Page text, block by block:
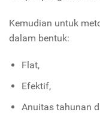
Kemudian untuk
dalam bentuk:
Flat,
Efektif,
Anuitas tahunan